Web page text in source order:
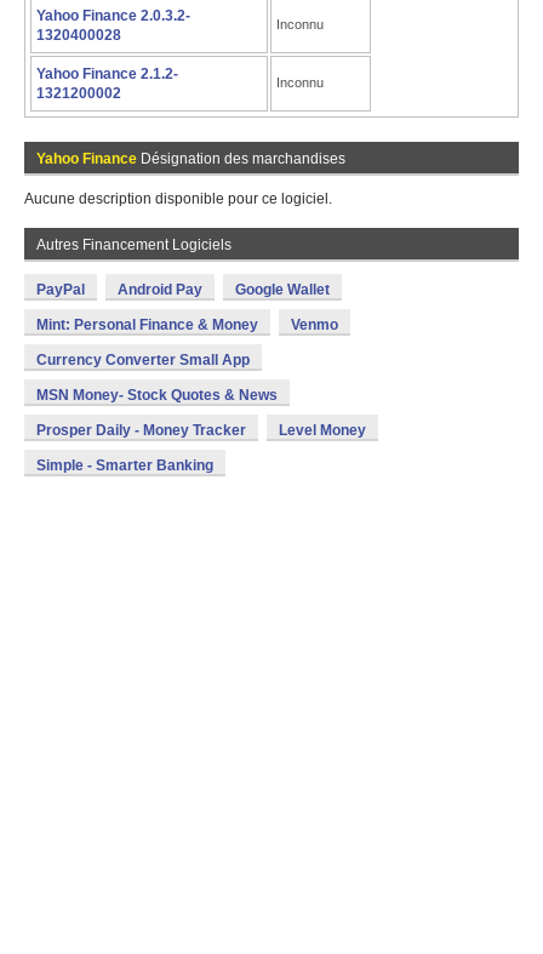
Yahoo Finance 2.0.3.2-
1320400028
Inconnu
Yahoo Finance 2.1.2-
1321200002
Inconnu
Yahoo Finance Désignation des marchandises
Aucune description disponible pour ce logiciel.
Autres Financement Logiciels
PayPal Android Pay Google Wallet
Mint: Personal Finance & Money Venmo
Currency Converter Small App
MSN Money- Stock Quotes & News
Prosper Daily - Money Tracker Level Money
Simple - Smarter Banking